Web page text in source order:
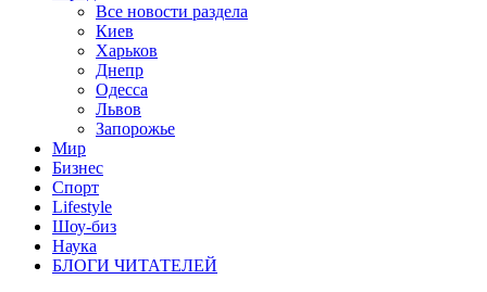
Все новости раздела
Киев
Харьков
Днепр
Одесса
Львов
Запорожье
Мир
Бизнес
Спорт
Lifestyle
Шоу-биз
Наука
БЛОГИ ЧИТАТЕЛЕЙ